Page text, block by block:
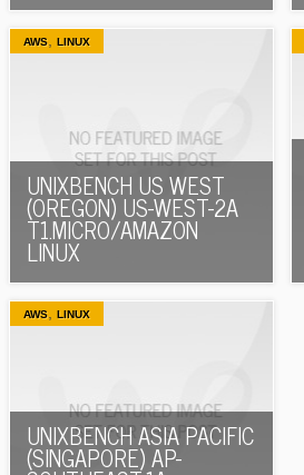
AWS,LINUX
UNIXBENCH US WEST
(OREGON) US-WEST-2A
T1.MICRO/AMAZON
LINUX
AWS,LINUX
UNIXBENCH ASIA PACIFIC
(SINGAPORE) AP-